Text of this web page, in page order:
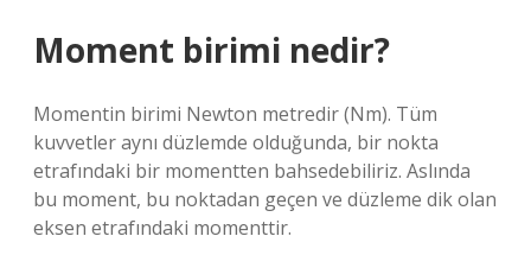
Moment birimi nedir?
Momentin birimi Newton metredir (Nm). Tüm
kuvvetler aynı düzlemde olduğunda, bir nokta
etrafındaki bir momentten bahsedebiliriz. Aslında
bu moment, bu noktadan geçen ve düzleme dik olan
eksen etrafındaki momenttir.